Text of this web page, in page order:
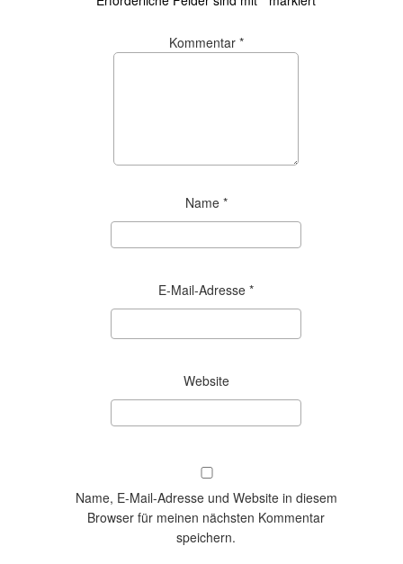
Kommentar *
Name *
E-Mail-Adresse *
Website
Name, E-Mail-Adresse und Website in diesem
Browser für meinen nächsten Kommentar
speichern.